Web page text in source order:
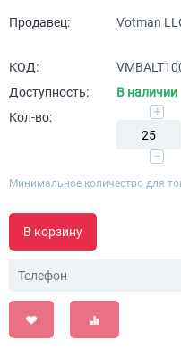
Продавец: Votman
КОД:
Доступность:
В наличии
Кол-во:
+
−
Минимальное количество для
В корзину